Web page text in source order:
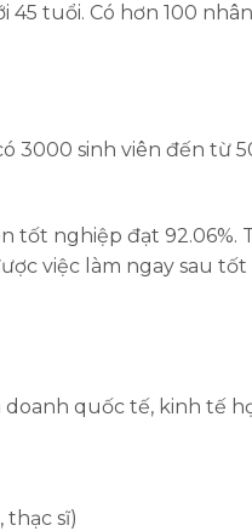
tuổi. Có hơn 100
3000 sinh viên đến từ
tốt nghiệp đạt 92.06%.
việc làm ngay sau tốt
quốc tế, kinh tế
thạc sĩ)